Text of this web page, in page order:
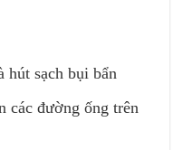
hút sạch bụi bẩn
các đường ống trên